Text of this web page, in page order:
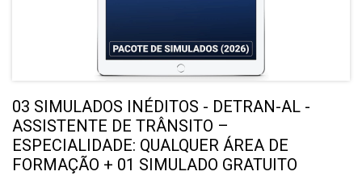
03 SIMULADOS INÉDITOS - DETRAN-AL -
ASSISTENTE DE TRÂNSITO –
ESPECIALIDADE: QUALQUER ÁREA DE
FORMAÇÃO + 01 SIMULADO GRATUITO